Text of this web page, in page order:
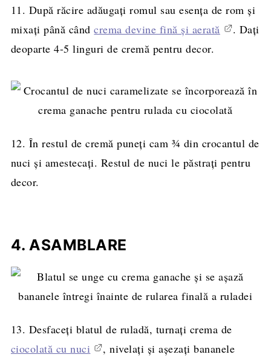
11. După răcire adăugați romul sau esența de rom și
mixați până cândcrema devine fină și aerată
. Dați
deoparte 4-5 linguri de cremă pentru decor.
12. În restul de cremă puneți cam ¾ din crocantul de
nuci și amestecați. Restul de nuci le păstrați pentru
decor.
4. ASAMBLARE
13. Desfaceţi blatul de ruladă, turnaţi crema de
ciocolată cu nuci
, nivelaţi şi aşezaţi bananele